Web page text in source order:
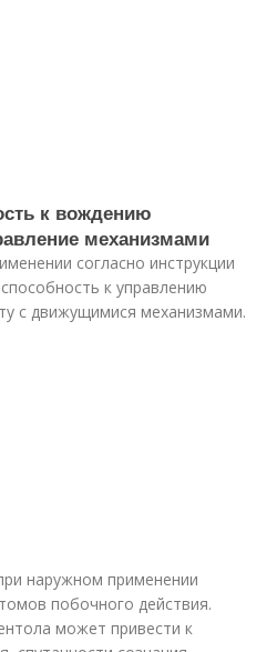
к вождению
механизмами
согласно инструкции
к управлению
с движущимися механизмами.
наружном применении
побочного действия.
может привести к